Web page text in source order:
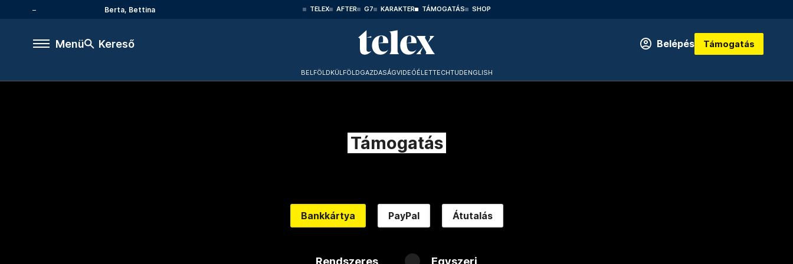
Berta, Bettina TELEX AFTER G7 KARAKTER TÁMOGATÁS SHOP
Menü Kereső Belépés Támogatás
BELFÖLDKÜLFÖLDGAZDASÁGVIDEÓÉLETTECHTUDENGLISH
Támogatás
Bankkártya PayPal Átutalás
Rendszeres Egyszeri